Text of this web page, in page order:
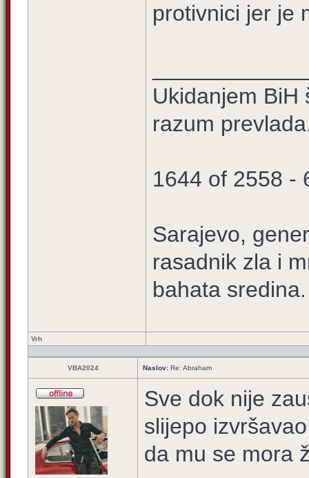
protivnici jer je
Ukidanjem BiH
razum
1644 of 2558 -
Sarajevo,
rasadnik zla i
bahata sredina.
Vrh
VBA2024 Naslov: Re: Abraham
Sve dok nije
slijepo
da mu se mora